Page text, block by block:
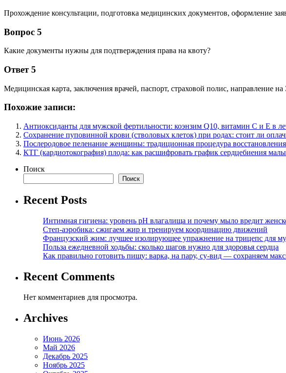
Прохождение консультации, подготовка медицинских документов, оформление
Вопрос 5
Какие документы нужны для подтверждения права на квоту?
Ответ 5
Медицинская карта, заключения врачей, паспорт, страховой полис,
Похожие записи:
Антиоксиданты для мужской фертильности: коэнзим Q10, витамин С и Е в
Сохранение пуповинной крови (стволовых клеток) при родах: стоит ли
Послеродовое пеленание женщины: традиционная процедура
КТГ (кардиотокография) плода: как расшифровать график сердцебиения
Поиск
Поиск
Recent Posts
Интимная гигиена: уровень pH влагалища и почему мыло вредит
Степ-аэробика: сжигаем жир и тренируем координацию движений
Французский жим: лучшее изолирующее упражнение на трицепс для
Польза ежедневной ходьбы: сколько шагов нужно для здоровья сердца
Как правильно готовить пищу: варка, на пару, су-вид — сохраняем
Recent Comments
Нет комментариев для просмотра.
Archives
Июнь 2026
Май 2026
Декабрь 2025
Ноябрь 2025